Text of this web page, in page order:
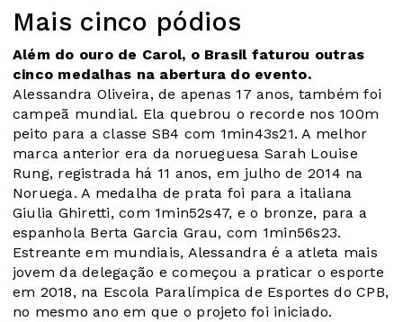
Mais cinco pódios
Além do ouro de Carol, o Brasil faturou outras
cinco medalhas na abertura do evento.
Alessandra Oliveira, de apenas 17 anos, também foi
campeã mundial. Ela quebrou o recorde nos 100m
peito para a classe SB4 com 1min43s21. A melhor
marca anterior era da norueguesa Sarah Louise
Rung, registrada há 11 anos, em julho de 2014 na
Noruega. A medalha de prata foi para a italiana
Giulia Ghiretti, com 1min52s47, e o bronze, para a
espanhola Berta Garcia Grau, com 1min56s23.
Estreante em mundiais, Alessandra é a atleta mais
jovem da delegação e começou a praticar o esporte
em 2018, na Escola Paralímpica de Esportes do CPB,
no mesmo ano em que o projeto foi iniciado.